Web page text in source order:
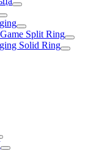
Split Ring
Solid Ring